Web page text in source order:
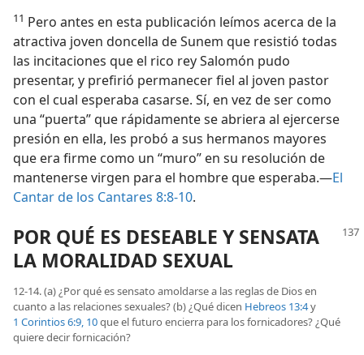
11 Pero antes en esta publicación leímos acerca de la
atractiva joven doncella de Sunem que resistió todas
las incitaciones que el rico rey Salomón pudo
presentar, y prefirió permanecer fiel al joven pastor
con el cual esperaba casarse. Sí, en vez de ser como
una “puerta” que rápidamente se abriera al ejercerse
presión en ella, les probó a sus hermanos mayores
que era firme como un “muro” en su resolución de
mantenerse virgen para el hombre que esperaba.—El
Cantar de los Cantares 8:8-10.
POR QUÉ ES DESEABLE Y SENSATA
LA MORALIDAD SEXUAL
12-14. (a) ¿Por qué es sensato amoldarse a las reglas de Dios en
cuanto a las relaciones sexuales? (b) ¿Qué dicen Hebreos 13:4y
1 Corintios 6:9, 10que el futuro encierra para los fornicadores? ¿Qué
quiere decir fornicación?